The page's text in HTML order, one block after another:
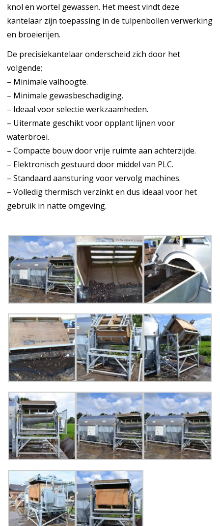
knol en wortel gewassen. Het meest vindt deze
kantelaar zijn toepassing in de tulpenbollen verwerking
en broeierijen.
De precisiekantelaar onderscheid zich door het
volgende;
– Minimale valhoogte.
– Minimale gewasbeschadiging.
– Ideaal voor selectie werkzaamheden.
– Uitermate geschikt voor opplant lijnen voor
waterbroei.
– Compacte bouw door vrije ruimte aan achterzijde.
– Elektronisch gestuurd door middel van PLC.
– Standaard aansturing voor vervolg machines.
– Volledig thermisch verzinkt en dus ideaal voor het
gebruik in natte omgeving.